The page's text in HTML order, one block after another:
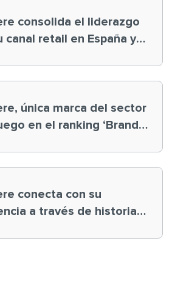
consolida el liderazgo
canal retail en España y
única marca del sector
en el ranking ‘Brand
conecta con su
a través de historias